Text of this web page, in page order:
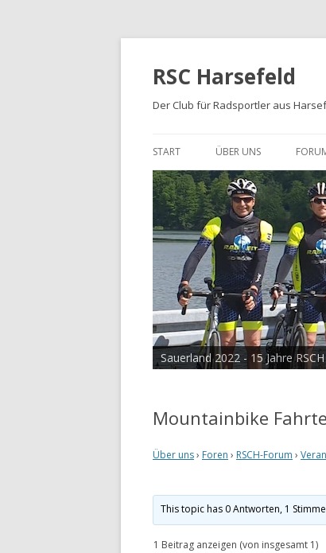
RSC Harsefeld
Der Club für Radsportler aus
START ÜBER UNS
ÜBER UNS
UNSERE STRECKEN
FOTOALBEN
PRESSE
TRIKOTS
IMPRESSUM
Sauerland 2022 - 15 Jahre RSCH
Tour de Cux 2020
Mountainbike
Über uns› Foren › RSCH-Forum ›
This topic has 0 Antworten, 1
1 Beitrag anzeigen (von insgesamt 1)